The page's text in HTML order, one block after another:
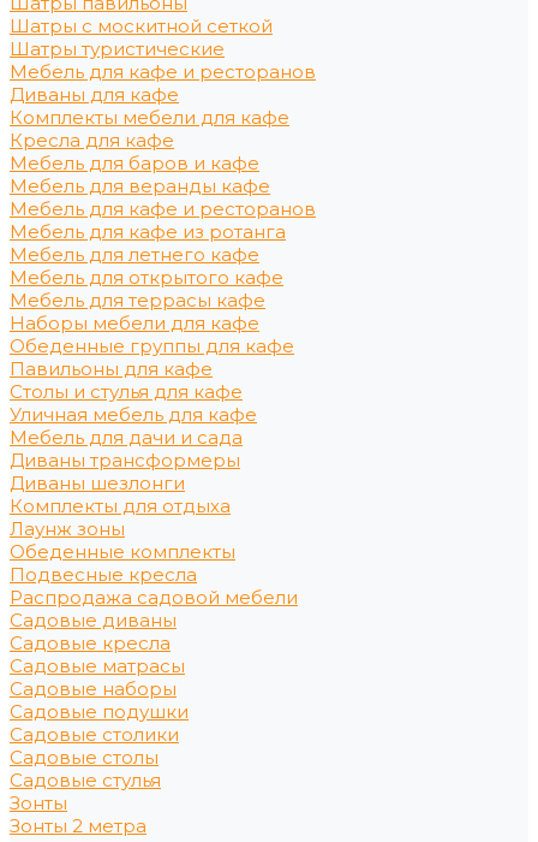
Шатры с москитной сеткой
Шатры туристические
Мебель для кафе и ресторанов
Диваны для кафе
Комплекты мебели для кафе
Кресла для кафе
Мебель для баров и кафе
Мебель для веранды кафе
Мебель для кафе и ресторанов
Мебель для кафе из ротанга
Мебель для летнего кафе
Мебель для открытого кафе
Мебель для террасы кафе
Наборы мебели для кафе
Обеденные группы для кафе
Павильоны для кафе
Столы и стулья для кафе
Уличная мебель для кафе
Мебель для дачи и сада
Диваны трансформеры
Диваны шезлонги
Комплекты для отдыха
Лаунж зоны
Обеденные комплекты
Подвесные кресла
Распродажа садовой мебели
Садовые диваны
Садовые кресла
Садовые матрасы
Садовые наборы
Садовые подушки
Садовые столики
Садовые столы
Садовые стулья
Зонты
Зонты 2 метра